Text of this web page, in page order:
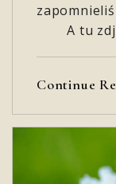
A tu
Continue